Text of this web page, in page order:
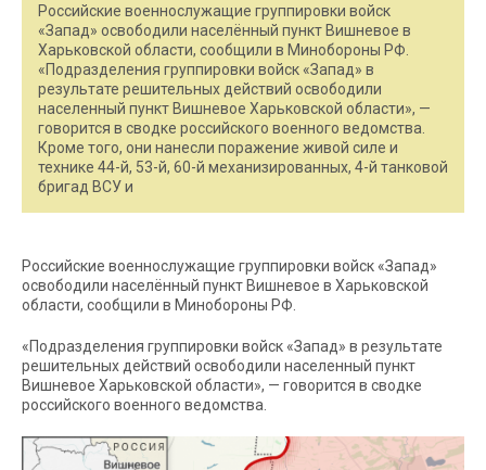
Российские военнослужащие группировки войск
«Запад» освободили населённый пункт Вишневое в
Харьковской области, сообщили в Минобороны РФ.
«Подразделения группировки войск «Запад» в
результате решительных действий освободили
населенный пункт Вишневое Харьковской области», —
говорится в сводке российского военного ведомства.
Кроме того, они нанесли поражение живой силе и
технике 44-й, 53-й, 60-й механизированных, 4-й танковой
бригад ВСУ и
Российские военнослужащие группировки войск «Запад»
освободили населённый пункт Вишневое в Харьковской
области, сообщили в Минобороны РФ.
«Подразделения группировки войск «Запад» в результате
решительных действий освободили населенный пункт
Вишневое Харьковской области», — говорится в сводке
российского военного ведомства.